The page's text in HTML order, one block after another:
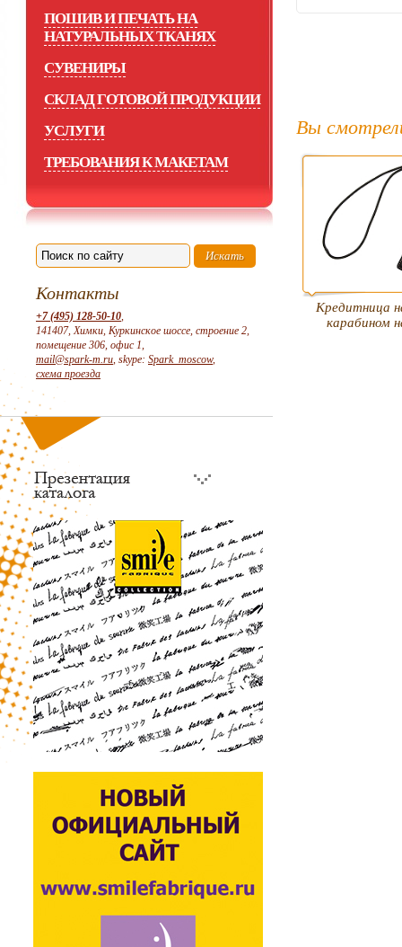
ПОШИВ И ПЕЧАТЬ НА
НАТУРАЛЬНЫХ ТКАНЯХ
СУВЕНИРЫ
СКЛАД ГОТОВОЙ ПРОДУКЦИИ
УСЛУГИ
ТРЕБОВАНИЯ К МАКЕТАМ
Контакты
+7 (495) 128-50-10,
141407, Химки, Куркинское шоссе, строение 2,
помещение 306, офис 1,
mail@spark-m.ru, skype: Spark_moscow,
схема проезда
Вы
Кредитница
карабином